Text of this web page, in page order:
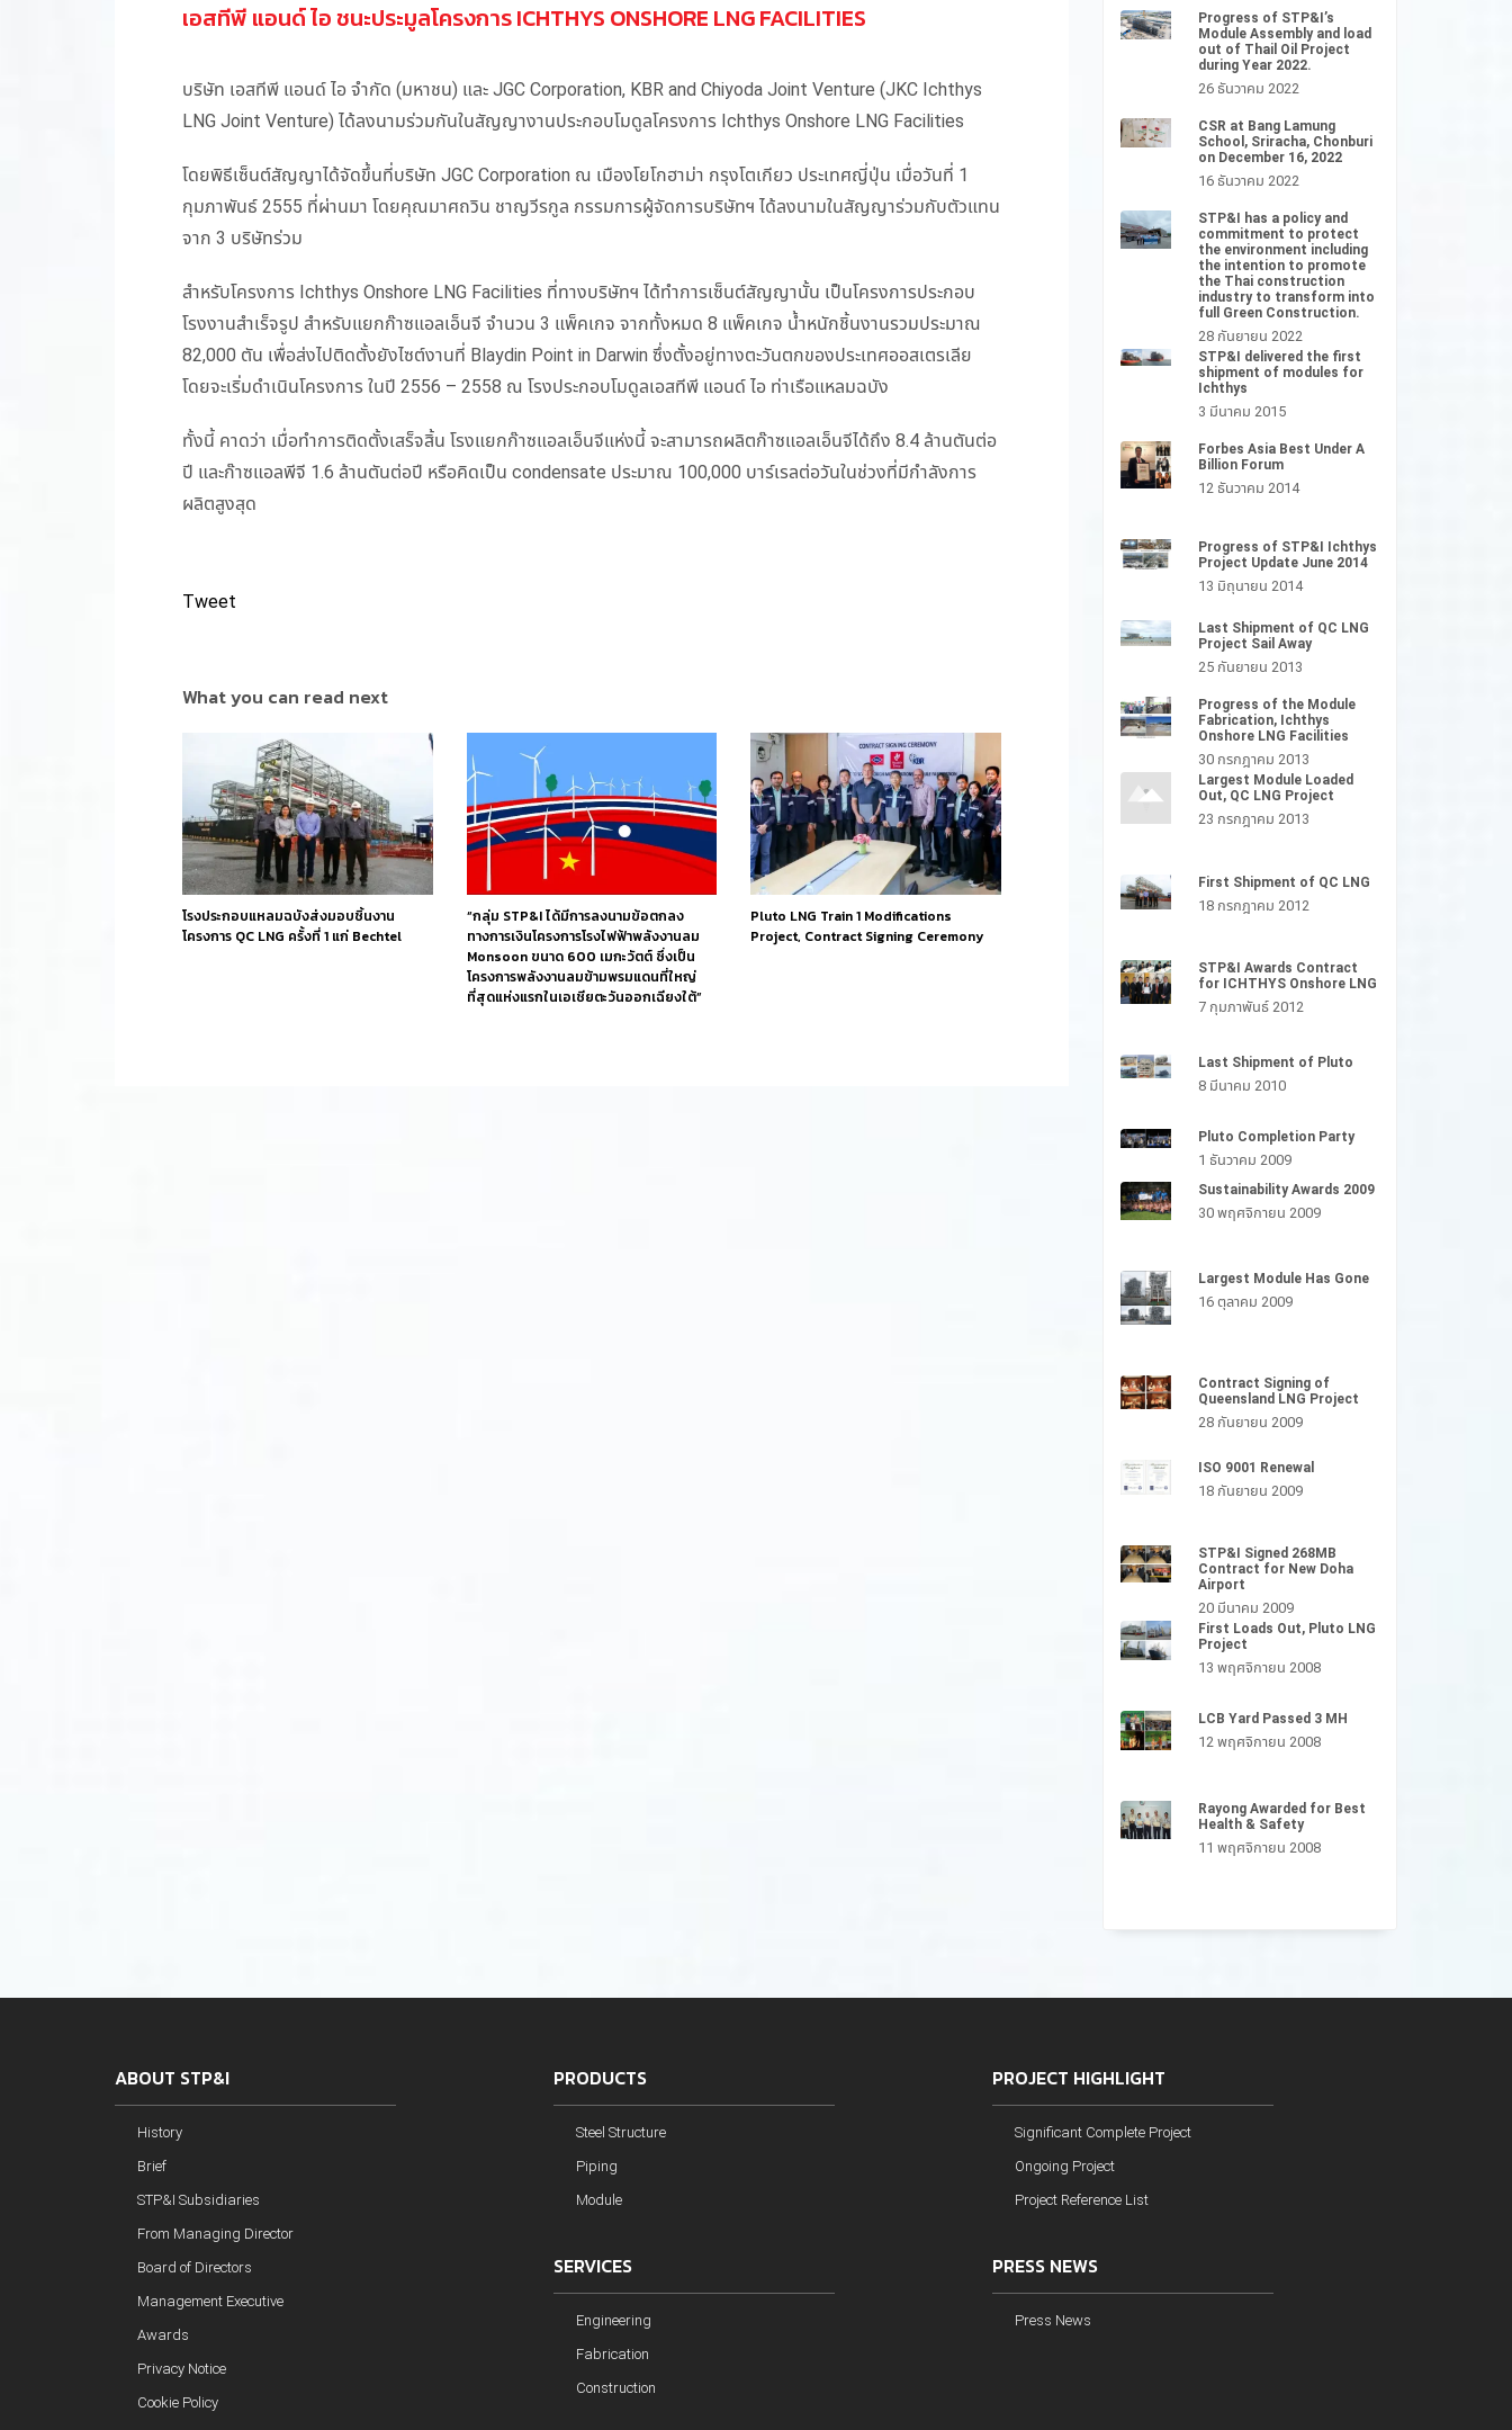
เอสทีพี แอนด์ ไอ ชนะประมูลโครงการ ICHTHYS ONSHORE LNG FACILITIES
บริษัท เอสทีพี แอนด์ ไอ จำกัด (มหาชน) และ JGC Corporation, KBR and Chiyoda Joint Venture (JKC Ichthys
LNG Joint Venture) ได้ลงนามร่วมกันในสัญญางานประกอบโมดูลโครงการ Ichthys Onshore LNG Facilities
โดยพิธีเซ็นต์สัญญาได้จัดขึ้นที่บริษัท JGC Corporation ณ เมืองโยโกฮาม่า กรุงโตเกียว ประเทศญี่ปุ่น เมื่อวันที่ 1
กุมภาพันธ์ 2555 ที่ผ่านมา โดยคุณมาศถวิน ชาญวีรกูล กรรมการผู้จัดการบริษัทฯ ได้ลงนามในสัญญาร่วมกับตัวแทน
จาก 3 บริษัทร่วม
สำหรับโครงการ Ichthys Onshore LNG Facilities ที่ทางบริษัทฯ ได้ทำการเซ็นต์สัญญานั้น เป็นโครงการประกอบ
โรงงานสำเร็จรูป สำหรับแยกก๊าซแอลเอ็นจี จำนวน 3 แพ็คเกจ จากทั้งหมด 8 แพ็คเกจ น้ำหนักชิ้นงานรวมประมาณ
82,000 ตัน เพื่อส่งไปติดตั้งยังไซต์งานที่ Blaydin Point in Darwin ซึ่งตั้งอยู่ทางตะวันตกของประเทศออสเตรเลีย
โดยจะเริ่มดำเนินโครงการ ในปี 2556 – 2558 ณ โรงประกอบโมดูลเอสทีพี แอนด์ ไอ ท่าเรือแหลมฉบัง
ทั้งนี้ คาดว่า เมื่อทำการติดตั้งเสร็จสิ้น โรงแยกก๊าซแอลเอ็นจีแห่งนี้ จะสามารถผลิตก๊าซแอลเอ็นจีได้ถึง 8.4 ล้านตันต่อ
ปี และก๊าซแอลพีจี 1.6 ล้านตันต่อปี หรือคิดเป็น condensate ประมาณ 100,000 บาร์เรลต่อวันในช่วงที่มีกำลังการ
ผลิตสูงสุด
Tweet
What you can read next
โรงประกอบแหลมฉบังส่งมอบชิ้นงาน
โครงการ QC LNG ครั้งที่ 1 แก่ Bechtel
“กลุ่ม STP&I ได้มีการลงนามข้อตกลง
ทางการเงินโครงการโรงไฟฟ้าพลังงานลม
Monsoon ขนาด 600 เมกะวัตต์ ซึ่งเป็น
โครงการพลังงานลมข้ามพรมแดนที่ใหญ่
ที่สุดแห่งแรกในเอเชียตะวันออกเฉียงใต้”
Pluto LNG Train 1 Modifications
Project, Contract Signing Ceremony
Progress of STP&I’s
Module Assembly and load
out of Thail Oil Project
during Year 2022.
26 ธันวาคม 2022
CSR at Bang Lamung
School, Sriracha, Chonburi
on December 16, 2022
16 ธันวาคม 2022
STP&I has a policy and
commitment to protect
the environment including
the intention to promote
the Thai construction
industry to transform into
full Green Construction.
28 กันยายน 2022
STP&I delivered the first
shipment of modules for
Ichthys
3 มีนาคม 2015
Forbes Asia Best Under A
Billion Forum
12 ธันวาคม 2014
Progress of STP&I Ichthys
Project Update June 2014
13 มิถุนายน 2014
Last Shipment of QC LNG
Project Sail Away
25 กันยายน 2013
Progress of the Module
Fabrication, Ichthys
Onshore LNG Facilities
30 กรกฎาคม 2013
Largest Module Loaded
Out, QC LNG Project
23 กรกฎาคม 2013
First Shipment of QC LNG
18 กรกฎาคม 2012
STP&I Awards Contract
for ICHTHYS Onshore LNG
7 กุมภาพันธ์ 2012
Last Shipment of Pluto
8 มีนาคม 2010
Pluto Completion Party
1 ธันวาคม 2009
Sustainability Awards 2009
30 พฤศจิกายน 2009
Largest Module Has Gone
16 ตุลาคม 2009
Contract Signing of
Queensland LNG Project
28 กันยายน 2009
ISO 9001 Renewal
18 กันยายน 2009
STP&I Signed 268MB
Contract for New Doha
Airport
20 มีนาคม 2009
First Loads Out, Pluto LNG
Project
13 พฤศจิกายน 2008
LCB Yard Passed 3 MH
12 พฤศจิกายน 2008
Rayong Awarded for Best
Health & Safety
11 พฤศจิกายน 2008
ABOUT STP&I
History
Brief
STP&I Subsidiaries
From Managing Director
Board of Directors
Management Executive
Awards
Privacy Notice
Cookie Policy
PRODUCTS
Steel Structure
Piping
Module
SERVICES
Engineering
Fabrication
Construction
PROJECT HIGHLIGHT
Significant Complete Project
Ongoing Project
Project Reference List
PRESS NEWS
Press News